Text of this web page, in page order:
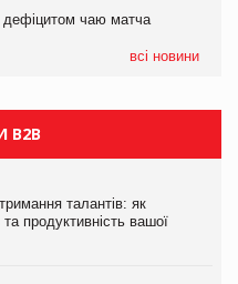
дефіцитом чаю матча
всі новини
б знав» про асортимент,
B2B
талантів: як
продуктивність вашої